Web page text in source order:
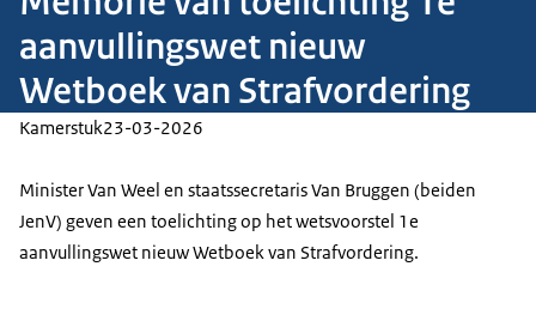
aanvullingswet nieuw
Wetboek van Strafvordering
Kamerstuk23-03-2026
Minister Van Weel en staatssecretaris Van Bruggen (beiden
JenV) geven een toelichting op het wetsvoorstel 1e
aanvullingswet nieuw Wetboek van Strafvordering.